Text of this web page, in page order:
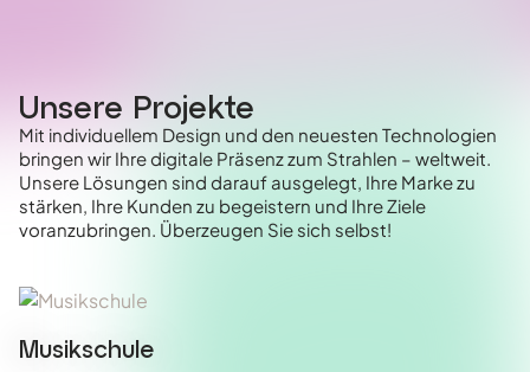
Unsere Projekte
Mit individuellem Design und den neuesten Technologien
bringen wir Ihre digitale Präsenz zum Strahlen – weltweit.
Unsere Lösungen sind darauf ausgelegt, Ihre Marke zu
stärken, Ihre Kunden zu begeistern und Ihre Ziele
voranzubringen. Überzeugen Sie sich selbst!
Musikschule